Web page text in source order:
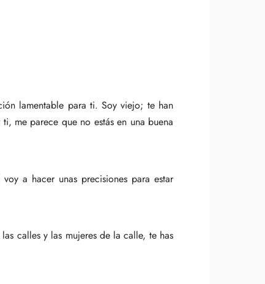
lamentable para ti. Soy viejo; te han
me parece que no estás en una buena
a hacer unas precisiones para estar
calles y las mujeres de la calle, te has